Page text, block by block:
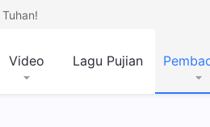
Video Lagu Pujian